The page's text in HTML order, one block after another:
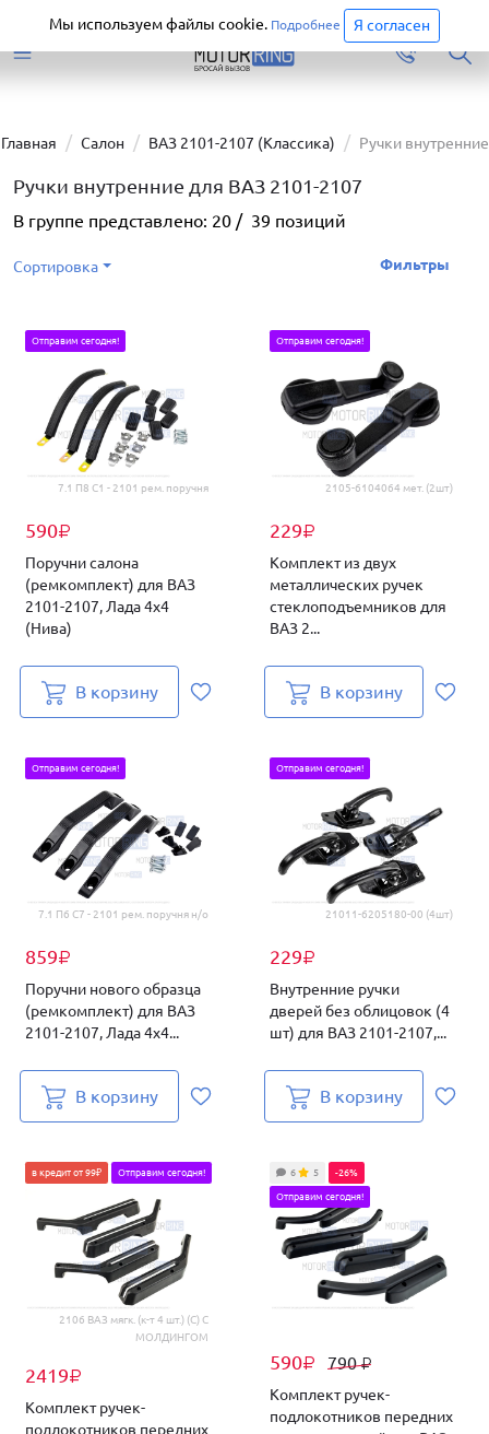
Перейти
Главная Салон ВАЗ 2101-2107 (Классика) Ручки внутренние
Ручки внутренние для ВАЗ 2101-2107
В группе представлено: 20 / 39 позиций
Сортировка Фильтры
7.1 П8 С1 - 2101 рем. поручня
590₽
Отправим сегодня!
Поручни салона
(ремкомплект) для ВАЗ
2101-2107, Лада 4х4
(Нива)
В корзину
2105-6104064 мет. (2шт)
229₽
Отправим сегодня!
Комплект из двух
металлических ручек
стеклоподъемников для
ВАЗ 2...
В корзину
7.1 П6 С7 - 2101 рем. поручня н/о
859₽
Отправим сегодня!
Поручни нового образца
(ремкомплект) для ВАЗ
2101-2107, Лада 4х4...
В корзину
21011-6205180-00 (4шт)
229₽
Отправим сегодня!
Внутренние ручки
дверей без облицовок (4
шт) для ВАЗ 2101-2107,...
В корзину
2106 ВАЗ мягк. (к-т 4 шт.) (С) С
МОЛДИНГОМ
2419₽
в кредит от 99₽ Отправим сегодня!
Комплект ручек-
подлокотников передних
590₽ 790₽
6 5 -26%
Отправим сегодня!
Комплект ручек-
подлокотников передних
Мы используем файлы cookie. Подробнее Я согласен